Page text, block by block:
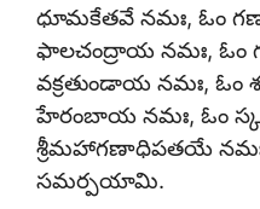
ధూమకేతవే నమః, ఓం
ఫాలచంద్రాయ నమః,
వక్రతుండాయ నమః, ఓం
హేరంబాయ నమః, ఓం
శ్రీమహాగణాధిపతయే
సమర్పయామి.